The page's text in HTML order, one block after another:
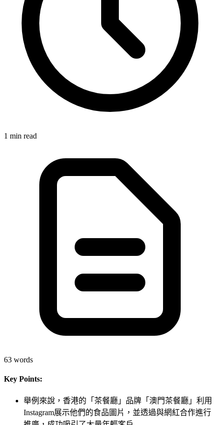
1 min read
63 words
Key Points:
舉例來說，香港的「茶餐廳」品牌「澳門茶餐廳」利用
Instagram展示他們的食品圖片，並透過與網紅合作進行